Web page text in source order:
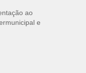
ao
e